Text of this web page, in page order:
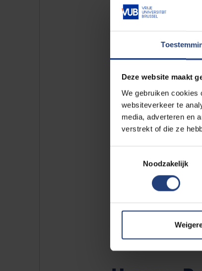
Deze website maakt
We gebruiken cookies
websiteverkeer te
media, adverteren en
verstrekt of die ze
Noodzakelijk